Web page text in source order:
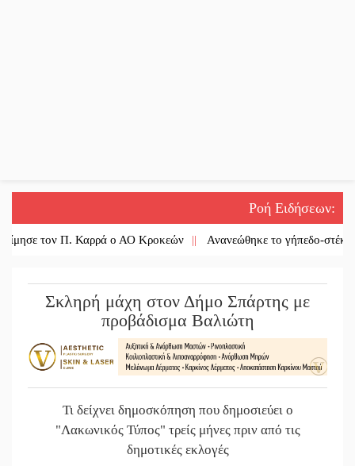
Ροή Ειδήσεων:
Π. Καρρά ο ΑΟ Κροκεών || Ανανεώθηκε το γήπεδο-στέκι στην
Σκληρή μάχη στον Δήμο Σπάρτης με
προβάδισμα Βαλιώτη
Τι δείχνει δημοσκόπηση που δημοσιεύει ο
"Λακωνικός Τύπος" τρείς μήνες πριν από τις
δημοτικές εκλογές